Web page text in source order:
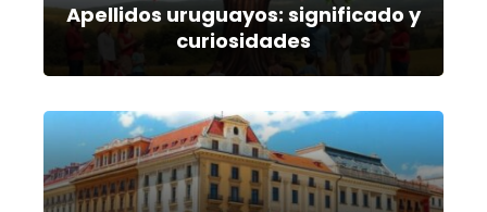
Apellidos uruguayos: significado y
curiosidades